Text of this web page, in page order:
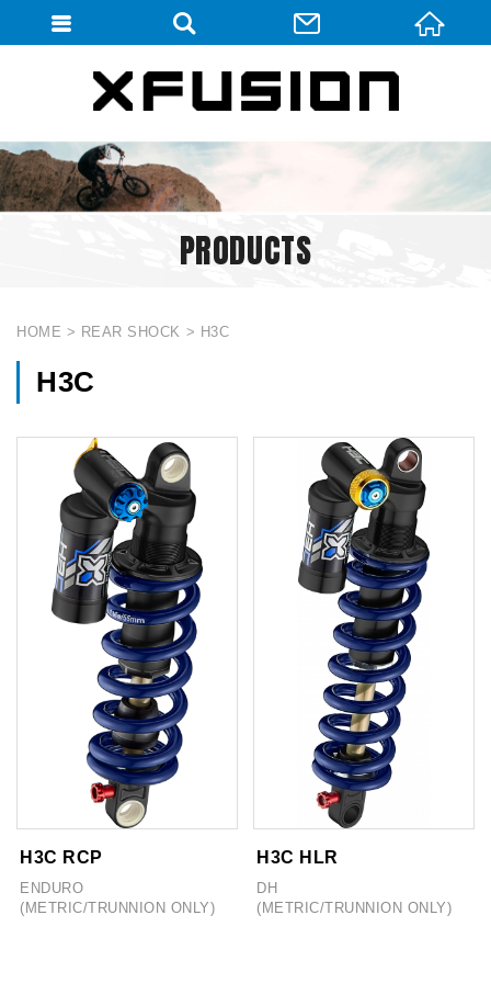
PRODUCTS
HOME REAR SHOCK H3C
H3C
H3C RCP
ENDURO
(METRIC/TRUNNION ONLY)
H3C HLR
DH
(METRIC/TRUNNION ONLY)
會員登入(燈箱)
加入會員
忘記密碼
密碼修改
個人資料修改